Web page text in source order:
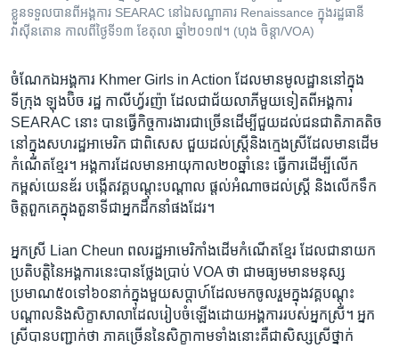
ខ្លួន​ទទួល​បាន​ពី​អង្គការ SEARAC នៅ​ឯ​សណ្ឋាគារ Renaissance ក្នុង​រដ្ឋធានី
វ៉ាស៊ីនតោន កាល​ពី​ថ្ងៃ​ទី​១៣ ខែ​តុលា ឆ្នាំ​២០១៧។ (ហុង ចិន្តា/VOA)
ចំណែក​ឯ​អង្គការ Khmer Girls in Action ដែល​មាន​មូលដ្ឋាន​នៅ​ក្នុង​
ទីក្រុង ឡុងប៊ិច រដ្ឋ កាលីហ្វ័រញ៉ា ដែល​ជា​ជ័យលាភី​មួយ​ទៀត​ពី​អង្គការ
SEARAC នោះ បាន​ធ្វើ​កិច្ចការងារ​ជាច្រើន​ដើម្បី​ជួយ​ដល់​ជនជាតិ​ភាគតិច​
នៅ​ក្នុង​សហរដ្ឋអាមេរិក ជាពិសេស ជួយ​ដល់​ស្ត្រី​និង​ក្មេងស្រី​ដែល​មាន​ដើម​
កំណើត​ខ្មែរ។ អង្គការ​ដែល​មាន​អាយុកាល​២០​ឆ្នាំ​នេះ ធ្វើ​ការ​ដើម្បី​លើក​
កម្ពស់​យេនឌ័រ បង្កើត​វគ្គ​បណ្តុះបណ្តាល​ ផ្តល់​អំណាច​ដល់​ស្ត្រី និង​លើក​ទឹក
ចិត្ត​ពួកគេ​ក្នុង​តួនាទី​ជា​អ្នក​ដឹកនាំ​ផងដែរ។
​អ្នកស្រី Lian Cheun ពលរដ្ឋ​អាមេរិកាំង​ដើម​កំណើត​ខ្មែរ ដែល​ជា​នាយក
ប្រតិបត្តិ​នៃ​អង្គការ​នេះ​បាន​ថ្លែង​ប្រាប់​ VOA ថា ជា​មធ្យម​មាន​មនុស្ស​
ប្រមាណ​៥០​ទៅ​៦០​នាក់​ក្នុង​មួយ​សប្តាហ៍​ដែល​មក​ចូលរួម​ក្នុង​វគ្គបណ្តុះ
បណ្តាល​និង​សិក្ខាសាលា​ដែល​រៀបចំឡើង​ដោយ​អង្គការ​របស់​អ្នកស្រី។ អ្នក​
ស្រី​បាន​បញ្ជាក់ថា ភាគច្រើន​នៃ​សិក្ខាកាម​ទាំង​នោះ​គឺ​ជា​សិស្ស​ស្រី​ថ្នាក់​